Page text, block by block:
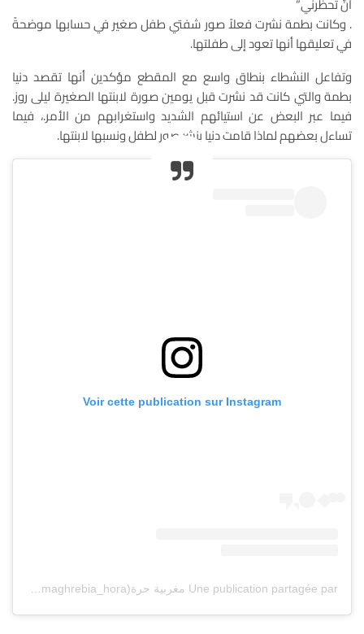
. وكانت بطمة نشرت فعلاً صور شفتي طفل صغير في حسابها موضحةً
في تعليقها أنها تعود إلى طفلتها.
وتفاعل النشطاء بنطاق واسع مع المقطع مؤكدين أنها تقصد دنيا
بطمة والتي كانت قد نشرت قبل يومين صورة لابنتها الصغيرة ليلى روز.
فيما عبر البعض عن استيائهم الشديد واستغرابهم من الأمر.، فيما
تساءل بعضهم لماذا قامت دنيا بنشر صور لطفل ونسبها لابنتها.
Voir cette publication sur Instagram